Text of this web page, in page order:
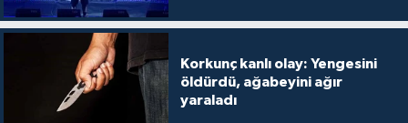
Korkunç kanlı olay: Yengesini
öldürdü, ağabeyini ağır
yaraladı